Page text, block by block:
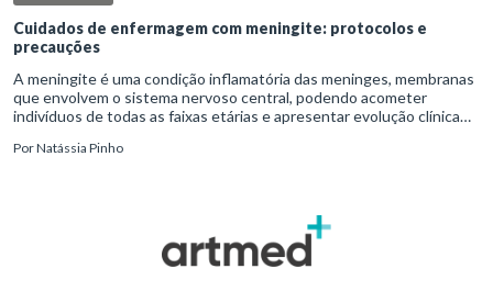
Cuidados de enfermagem com meningite: protocolos e
precauções
A meningite é uma condição inflamatória das meninges, membranas
que envolvem o sistema nervoso central, podendo acometer
indivíduos de todas as faixas etárias e apresentar evolução clínica
PorNatássia Pinho